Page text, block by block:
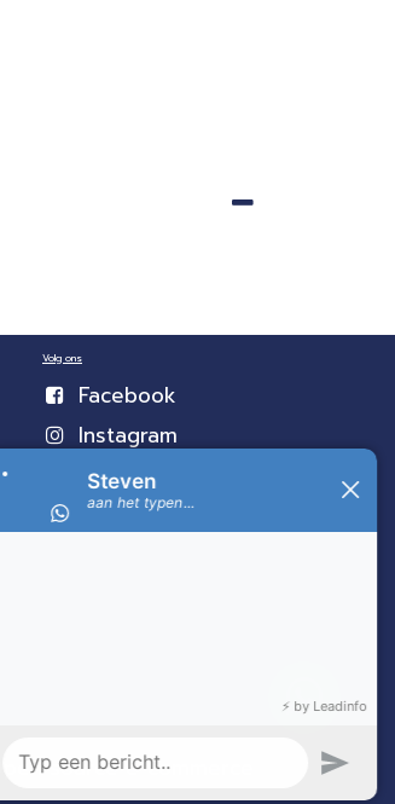
Volg ons
Facebook
Instagram
Open source e-commerce